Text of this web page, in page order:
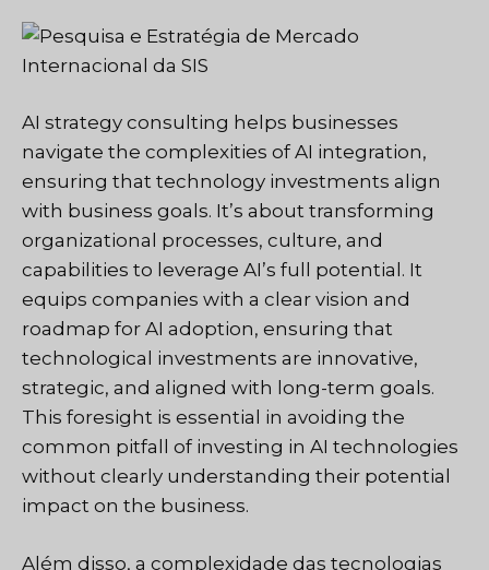
AI strategy consulting helps businesses
navigate the complexities of AI integration,
ensuring that technology investments align
with business goals. It’s about transforming
organizational processes, culture, and
capabilities to leverage AI’s full potential. It
equips companies with a clear vision and
roadmap for AI adoption, ensuring that
technological investments are innovative,
strategic, and aligned with long-term goals.
This foresight is essential in avoiding the
common pitfall of investing in AI technologies
without clearly understanding their potential
impact on the business.
Além disso, a complexidade das tecnologias